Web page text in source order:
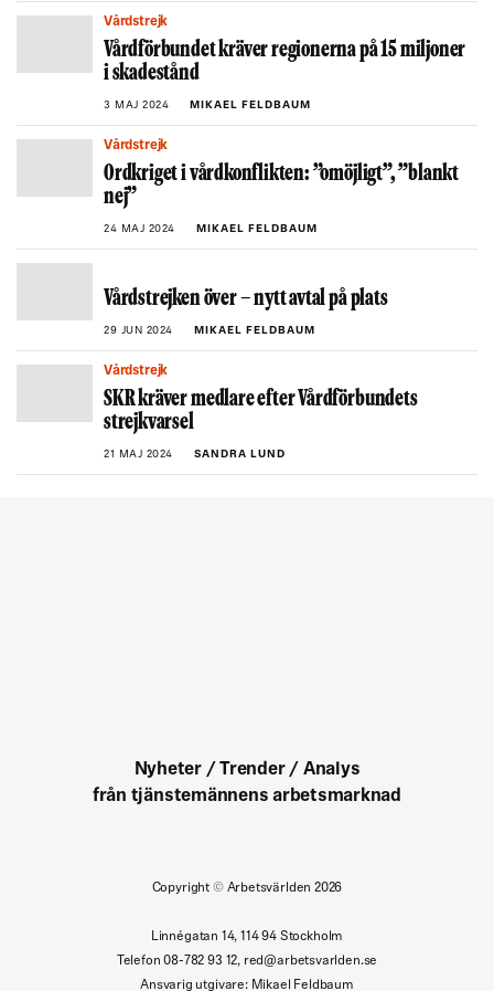
Vårdstrejk
Vårdförbundet kräver regionerna på 15 miljoner
i skadestånd
3 MAJ 2024 MIKAEL FELDBAUM
Vårdstrejk
Ordkriget i vårdkonflikten: ”omöjligt”, ”blankt
nej”
24 MAJ 2024 MIKAEL FELDBAUM
Vårdstrejken över – nytt avtal på plats
29 JUN 2024 MIKAEL FELDBAUM
Vårdstrejk
SKR kräver medlare efter Vårdförbundets
strejkvarsel
21 MAJ 2024 SANDRA LUND
Nyheter / Trender / Analys
från tjänstemännens arbetsmarknad
Copyright ©Arbetsvärlden 2026
Linnégatan 14, 114 94 Stockholm
Telefon 08-782 93 12, red@arbetsvarlden.se
Ansvarig utgivare: Mikael Feldbaum